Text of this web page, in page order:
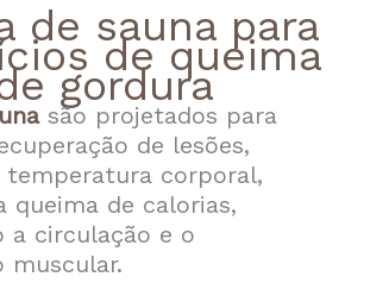
de sauna para
de queima
gordura
são projetados para
de lesões,
temperatura corporal,
queima de calorias,
a circulação e o
muscular.